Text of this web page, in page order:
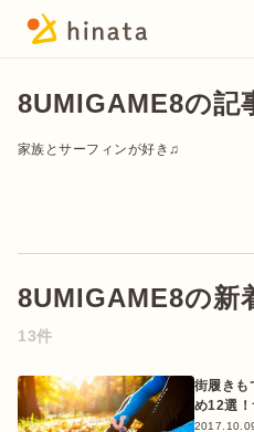
8UMIGAME8の記
家族とサーフィンが好き♫
8UMIGAME8の新
13件
街履きも
め12選！
公式オンラインス